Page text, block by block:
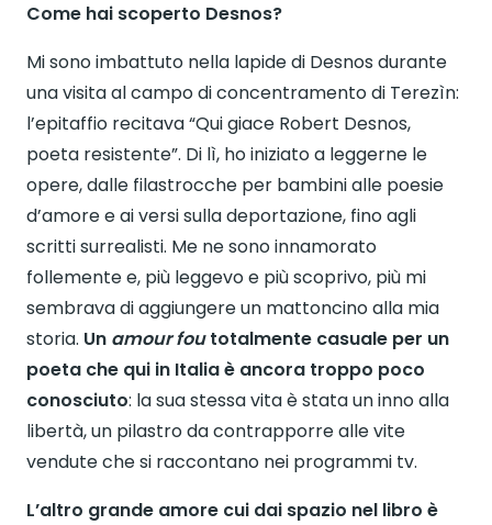
Come hai scoperto Desnos?
Mi sono imbattuto nella lapide di Desnos durante
una visita al campo di concentramento di Terezìn:
l’epitaffio recitava “Qui giace Robert Desnos,
poeta resistente”. Di lì, ho iniziato a leggerne le
opere, dalle filastrocche per bambini alle poesie
d’amore e ai versi sulla deportazione, fino agli
scritti surrealisti. Me ne sono innamorato
follemente e, più leggevo e più scoprivo, più mi
sembrava di aggiungere un mattoncino alla mia
storia. Un amour foutotalmente casuale per un
poeta che qui in Italia è ancora troppo poco
conosciuto: la sua stessa vita è stata un inno alla
libertà, un pilastro da contrapporre alle vite
vendute che si raccontano nei programmi tv.
L’altro grande amore cui dai spazio nel libro è